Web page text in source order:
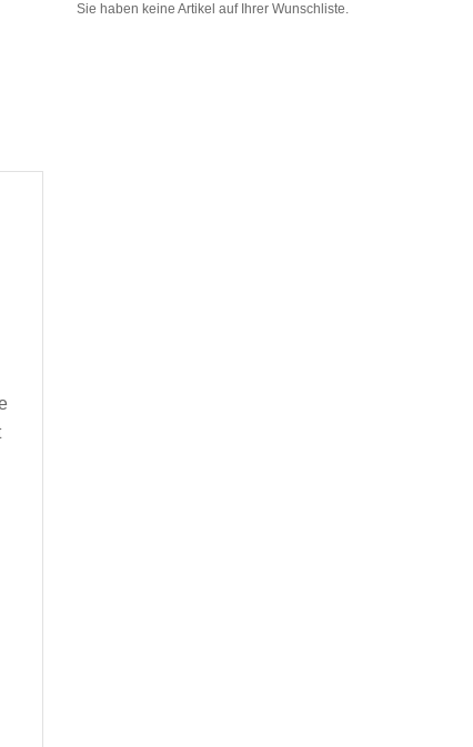
Sie haben keine Artikel auf Ihrer Wunschliste.